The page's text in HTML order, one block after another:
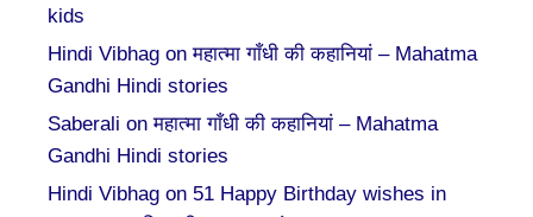
kids
Hindi Vibhag onमहात्मा गाँधी की कहानियां – Mahatma
Gandhi Hindi stories
Saberali onमहात्मा गाँधी की कहानियां – Mahatma
Gandhi Hindi stories
Hindi Vibhag on 51 Happy Birthday wishes in